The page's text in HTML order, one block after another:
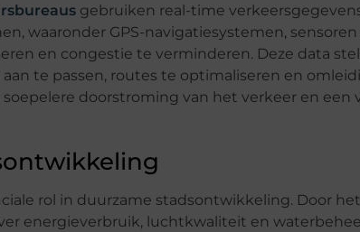
gebruiken real-time
waaronder GPS-navigatiesystemen, sensoren
en congestie te verminderen. Deze data
te passen, routes te optimaliseren en
doorstroming van het verkeer en een
rol in duurzame stadsontwikkeling. Door
energieverbruik, luchtkwaliteit en